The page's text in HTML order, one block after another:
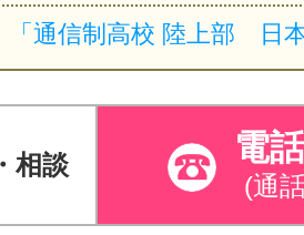
相談 電
(通